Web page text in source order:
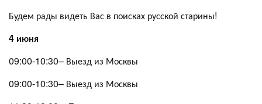
Будем рады видеть Вас в поисках русской старины!
4 июня
09:00-10:30– Выезд из Москвы
09:00-10:30– Выезд из Москвы